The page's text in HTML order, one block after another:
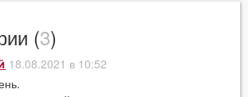
(3)
18.08.2021 в 10:52